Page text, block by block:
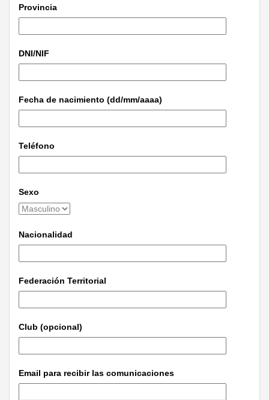
Provincia
DNI/NIF
Fecha de nacimiento (dd/mm/aaaa)
Teléfono
Sexo
Nacionalidad
Federación Territorial
Club (opcional)
Email para recibir las comunicaciones